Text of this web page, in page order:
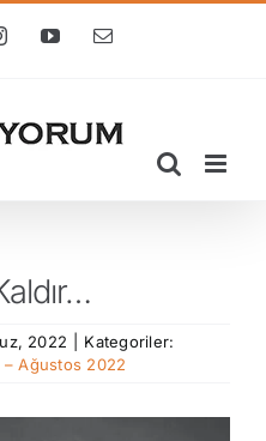
YouTube
E-
2022
Kategoriler:
– Ağustos 2022